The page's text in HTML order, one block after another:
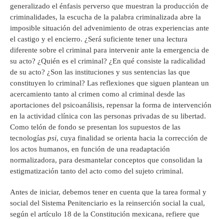
generalizado el énfasis perverso que muestran la producción de
criminalidades, la escucha de la palabra criminalizada abre la
imposible situación del advenimiento de otras experiencias ante
el castigo y el encierro. ¿Será suficiente tener una lectura
diferente sobre el criminal para intervenir ante la emergencia de
su acto? ¿Quién es el criminal? ¿En qué consiste la radicalidad
de su acto? ¿Son las instituciones y sus sentencias las que
constituyen lo criminal? Las reflexiones que siguen plantean un
acercamiento tanto al crimen como al criminal desde las
aportaciones del psicoanálisis, repensar la forma de intervención
en la actividad clínica con las personas privadas de su libertad.
Como telón de fondo se presentan los supuestos de las
tecnologías psi, cuya finalidad se orienta hacia la corrección de
los actos humanos, en función de una readaptación
normalizadora, para desmantelar conceptos que consolidan la
estigmatización tanto del acto como del sujeto criminal.
Antes de iniciar, debemos tener en cuenta que la tarea formal y
social del Sistema Penitenciario es la reinserción social la cual,
según el artículo 18 de la Constitución mexicana, refiere que